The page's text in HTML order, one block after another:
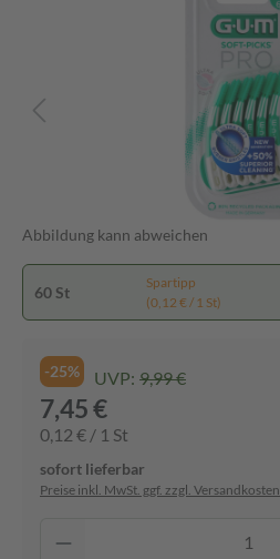
Abbildung kann abweichen
60 St
Spartipp
(0,12 € / 1 St)
-25% UVP: 9,99 €
7,45 €
0,12 € / 1 St
sofort lieferbar
Preise inkl. MwSt. ggf. zzgl. Versandkosten